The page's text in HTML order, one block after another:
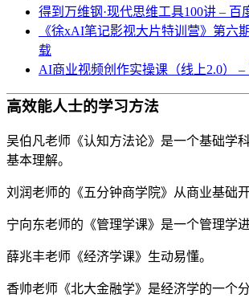
得到万维钢·现代思维⼯具100讲 – 百
《徐xAI笔记影视大片特训营》第六
载
AI商业视频创作实操课（线上2.0） –
高效能人士的学习方法
吴伯凡老师《认知方法论》是一个基础学
基本理解。
刘润老师的《五分钟商学院》从商业基础开
宁向东老师的《管理学课》是一个管理学进
薛兆丰老师《经济学课》生动易懂。
香帅老师《北大金融学》是经济学的一个